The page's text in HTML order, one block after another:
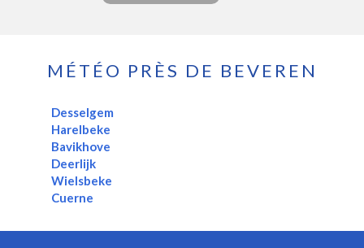
MÉTÉO PRÈS DE BEVEREN
Desselgem
Harelbeke
Bavikhove
Deerlijk
Wielsbeke
Cuerne